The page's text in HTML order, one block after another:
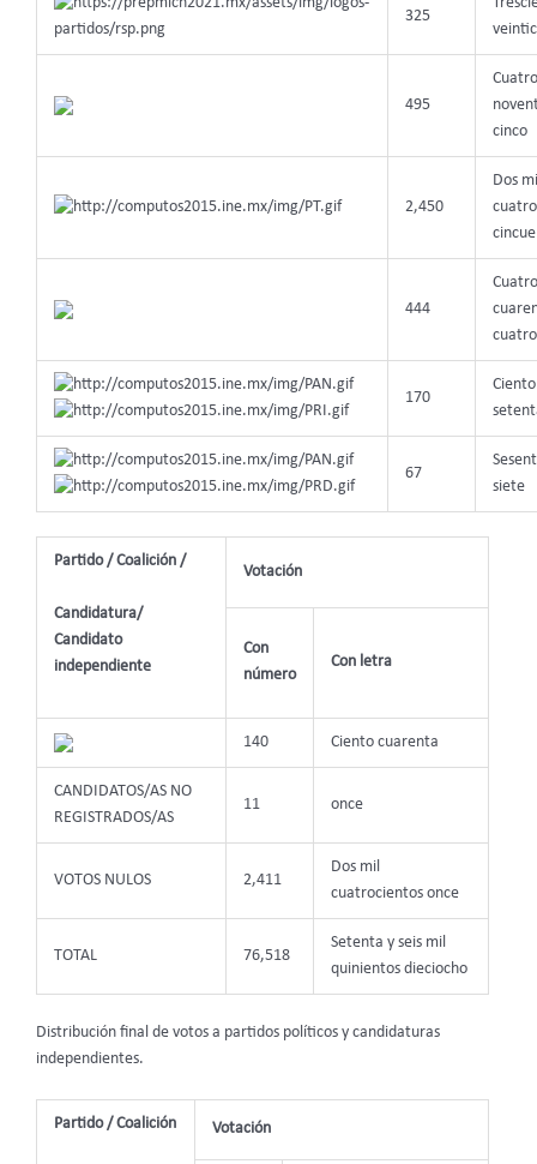
325
495
cinco
2,450
Dos
444
cuatro
170
Ciento
67
siete
Partido / Coalición /
Candidatura/
Candidato
independiente
Votación
Con
número
Con letra
140 Ciento cuarenta
CANDIDATOS/AS NO
REGISTRADOS/AS
11 once
VOTOS NULOS 2,411
Dos mil
cuatrocientos once
TOTAL 76,518
Setenta y seis mil
quinientos dieciocho
Distribución final de votos a partidos políticos y candidaturas
independientes.
Partido / Coalición Votación